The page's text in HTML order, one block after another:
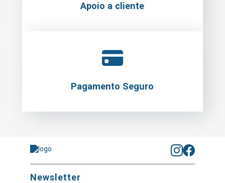
Apoio a cliente
Pagamento Seguro
Newsletter